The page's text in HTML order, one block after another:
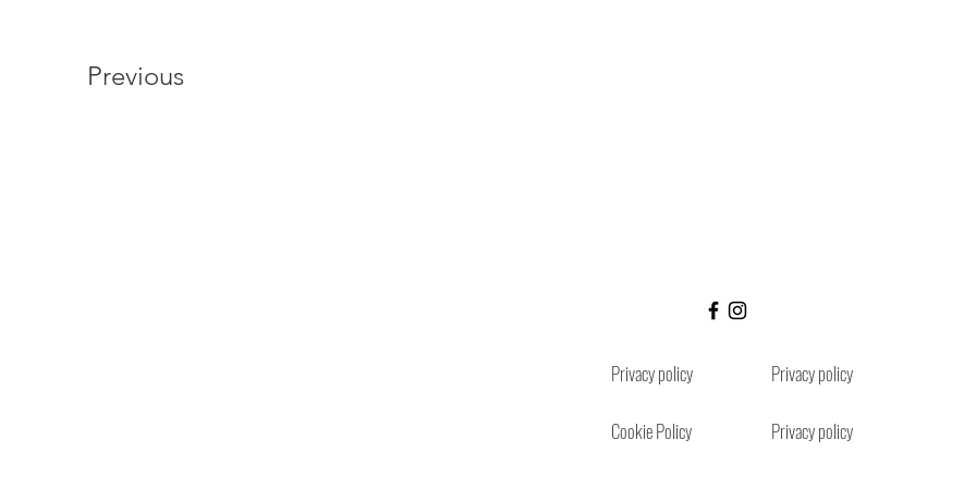
Previous
Privacy policy Privacy policy
Cookie Policy Privacy policy